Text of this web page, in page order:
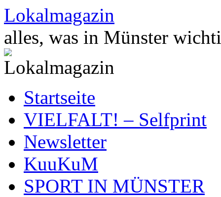
Zum
Inhalt
springen
Lokalmagazin
alles, was in Münster
Startseite
VIELFALT! – Selfprint
Newsletter
KuuKuM
SPORT IN MÜNSTER